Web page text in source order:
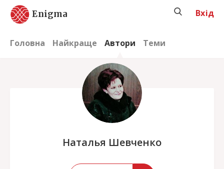
Enigma
Головна Найкраще Автори Теми
Вхід
Наталья Шевченко